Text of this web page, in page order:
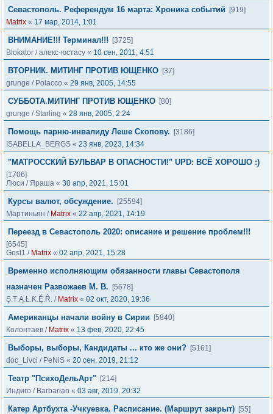
Севастополь. Референдум 16 марта: Хроника событий
[919]
Matrix « 17 мар, 2014, 1:01
ВНИМАНИЕ!!! Терминал!!!
[3725]
Blokator /алекс-юстасу « 10 сен, 2011, 4:51
ВТОРНИК. МИТИНГ ПРОТИВ ЮЩЕНКО [37]
grunge / Polacco « 29 янв, 2005, 14:55
СУББОТА.МИТИНГ ПРОТИВ ЮЩЕНКО [80]
grunge /Starling « 28 янв, 2005, 2:24
Помощь парню-инвалиду Леше Скопову.
[3186]
ISABELLA_BERGS « 23 янв, 2023, 14:34
"МАТРОССКИЙ БУЛЬВАР В ОПАСНОСТИ!" UPD: ВСЁ ХОРОШО :)
[1706]
Люси /Яраша « 30 апр, 2021, 15:01
Курсы валют, обсуждение.
[25594]
Мартиньян / Matrix « 22 апр, 2021, 14:19
Переезд в Севастополь 2020: описание и решение проблем!!!
[6545]
Gost1 / Matrix « 02 апр, 2021, 15:28
Временно исполняющим обязанности главы Севастополя
назначен Развожаев М. В.
[5678]
Ş.Ŧ.Ą.Ł.Ƙ.Ḝ.Ȓ. / Matrix « 02 окт, 2020, 19:36
Американцы начали войну в Сирии
[5840]
Колонтаев / Matrix « 13 фев, 2020, 22:45
Выборы, выборы, Кандидаты ... кто же они? [5161]
doc_Livci / PeNiS « 20 сен, 2019, 21:12
Театр "ПсихоДельАрт" [214]
Индиго / Barbarian « 03 авг, 2019, 20:32
Катер Артбухта -Учкуевка. Расписание. (Маршрут закрыт) [55]